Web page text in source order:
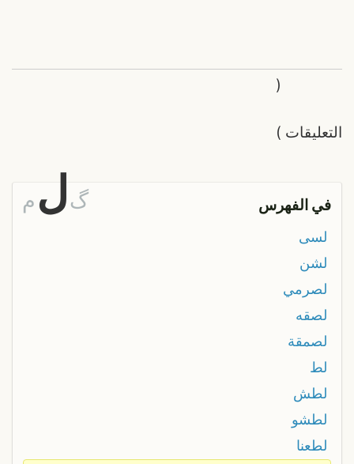
التعليقات
(
)
في الفهرس گل م
لسى
لشن
لصرمي
لصقه
لصمقة
لط
لطش
لطشو
لطعنا